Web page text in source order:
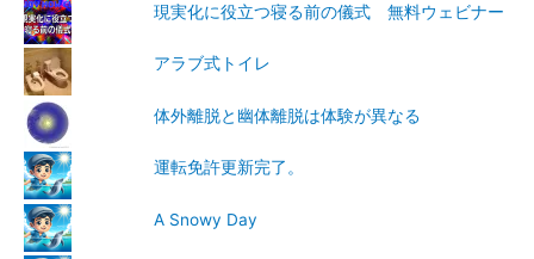
現実化に役立つ寝る前の儀式 無料ウェビナー
アラブ式トイレ
体外離脱と幽体離脱は体験が異なる
運転免許更新完了。
A Snowy Day